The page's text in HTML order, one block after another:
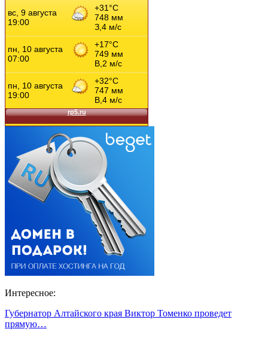
Интересное:
Губернатор Алтайского края Виктор Томенко проведет
прямую…